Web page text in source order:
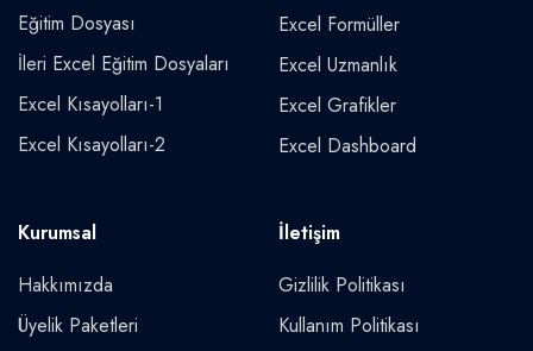
Eğitim Dosyası
İleri Excel Eğitim Dosyaları
Excel Kısayolları-1
Excel Kısayolları-2
Excel Formüller
Excel Uzmanlık
Excel Grafikler
Excel Dashboard
Kurumsal
Hakkımızda
Üyelik Paketleri
İletişim
Gizlilik Politikası
Kullanım Politikası